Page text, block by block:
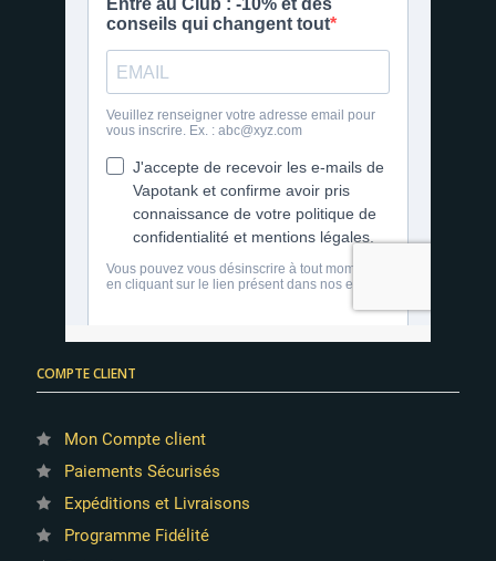
COMPTE CLIENT
Mon Compte client
Paiements Sécurisés
Expéditions et Livraisons
Programme Fidélité